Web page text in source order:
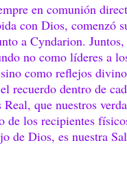
en comunión
con Dios, comenzó
a Cyndarion.
no como líderes a
como reflejos
recuerdo dentro de
que nuestros
de los recipientes
de Dios, es nuestra